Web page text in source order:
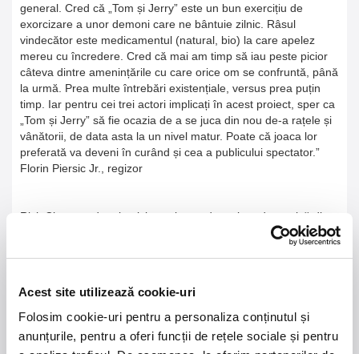
Acest site utilizează cookie-uri
Folosim cookie-uri pentru a personaliza conținutul și
anunțurile, pentru a oferi funcții de rețele sociale și pentru
general. Cred că „Tom și Jerry” este un bun exercițiu de
exorcizare a unor demoni care ne bântuie zilnic. Râsul
vindecător este medicamentul (natural, bio) la care apelez
mereu cu încredere. Cred că mai am timp să iau peste picior
câteva dintre amenințările cu care orice om se confruntă, până
la urmă. Prea multe întrebări existențiale, versus prea puțin
timp. Iar pentru cei trei actori implicați în acest proiect, sper ca
„Tom și Jerry” să fie ocazia de a se juca din nou de-a rațele și
vânătorii, de data asta la un nivel matur. Poate că joaca lor
preferată va deveni în curând și cea a publicului spectator.”
Florin Piersic Jr., regizor
Rick Clevenand a absolvit secțiunea de scriere dramatică din
cadrul University of Iowa, fiind în prezent cunoscut, în special,
pentru semnarea scenariului și producerea serialului american
de televiziune, Rick Cleveland este autorul câtorva texte
destinate scenei de teatru care i-au asigurat celebritatea.
Tom” / „Tom și Jerry” care a fost adaptată de autorul însuși